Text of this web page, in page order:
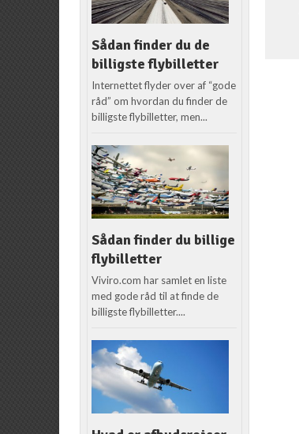
Sådan finder du de
billigste flybilletter
Internettet flyder over af “gode
råd” om hvordan du finder de
billigste flybilletter, men...
Sådan finder du billige
flybilletter
Viviro.com har samlet en liste
med gode råd til at finde de
billigste flybilletter....